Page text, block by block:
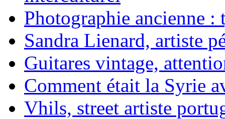
Photographie ancienne :
Sandra Lienard, artiste
Guitares vintage,
Comment était la Syrie
Vhils, street artiste